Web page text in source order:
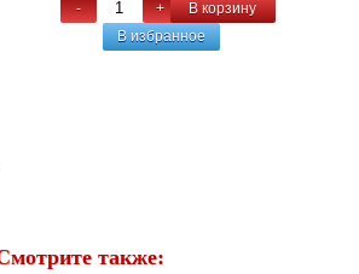
- +
В корзину
В избранное
также: